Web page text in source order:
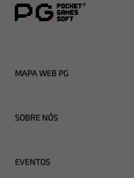
MAPA WEB PG
Notícias
SOBRE NÓS
EVENTOS